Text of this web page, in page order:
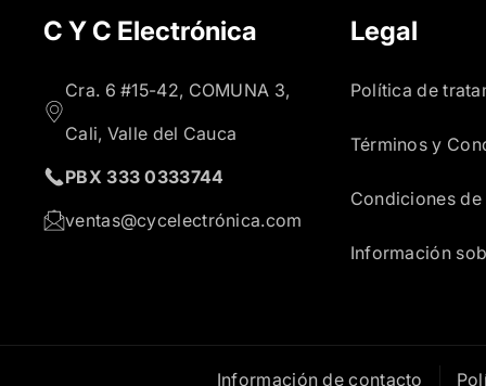
M
E
C Y C Electrónica
Cra. 6 #15-42, COMUNA 3,
Cali, Valle del Cauca
PBX 333 0333744
ventas@cycelectrónica.com
Legal
Política de
Términos y
Condiciones de
Información
Información de contacto